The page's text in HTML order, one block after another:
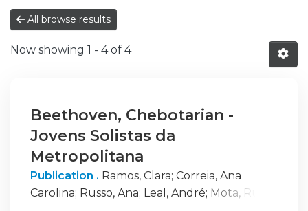
Entities
All browse results
Now showing 1 - 4 of 4
Beethoven, Chebotarian -
Jovens Solistas da
Metropolitana
Publication . Ramos, Clara; Correia, Ana
Carolina; Russo, Ana; Leal, André; Mota, Rui